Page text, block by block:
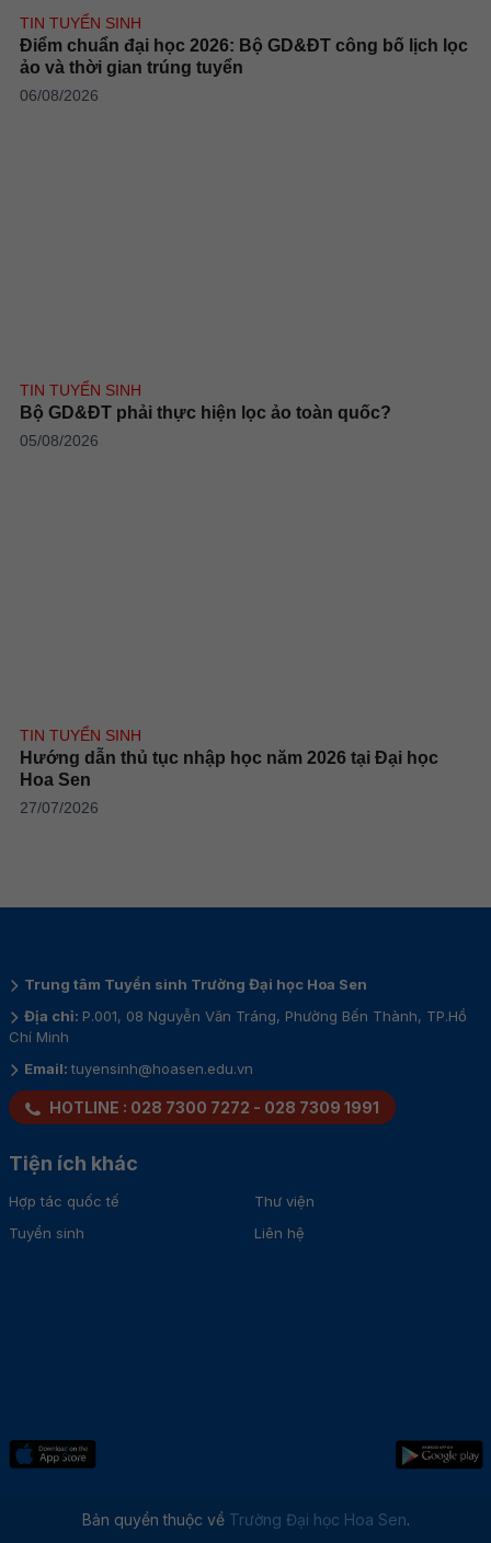
TIN TUYỂN SINH
Điểm chuẩn đại học 2026: Bộ GD&ĐT công bố lịch lọc
ảo và thời gian trúng tuyển
06/08/2026
TIN TUYỂN SINH
Bộ GD&ĐT phải thực hiện lọc ảo toàn quốc?
05/08/2026
TIN TUYỂN SINH
Hướng dẫn thủ tục nhập học năm 2026 tại Đại học
Hoa Sen
27/07/2026
Trung tâm Tuyển sinh Trường Đại học Hoa Sen
Địa chỉ: P.001, 08 Nguyễn Văn Tráng, Phường Bến Thành, TP.Hồ
Chí Minh
Email:tuyensinh@hoasen.edu.vn
HOTLINE : 028 7300 7272 - 028 7309 1991
Tiện ích khác
Hợp tác quốc tế
Tuyển sinh
Thư viện
Liên hệ
Bản quyền thuộc về Trường Đại học Hoa Sen.